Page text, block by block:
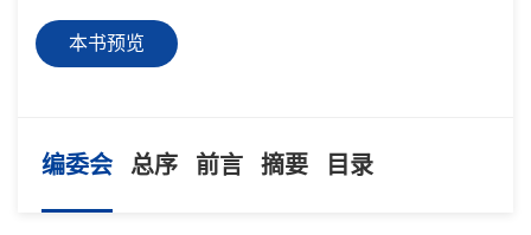
本书预览
编委会 总序 前言 摘要 目录